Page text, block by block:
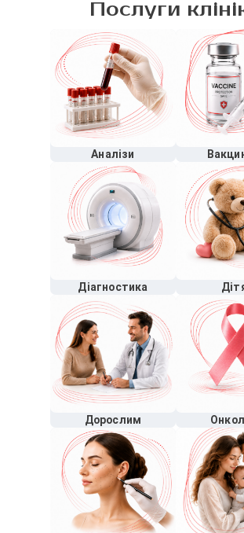
Послуги
Аналізи
Діагностика
Дорослим